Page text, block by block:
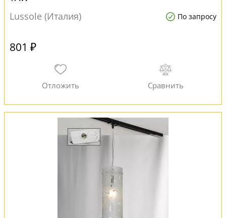
Lussole (Италия)
По запросу
801 ₽